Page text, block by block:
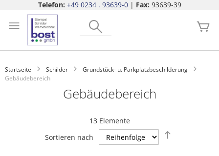
Telefon: +49 0234 . 93639-0| Fax: 93639-39
springen
Startseite Schilder
Grundstück- u. Parkplatzbeschilderung
Gebäudebereich
Gebäudebereich
13 Elemente
Sortieren nach